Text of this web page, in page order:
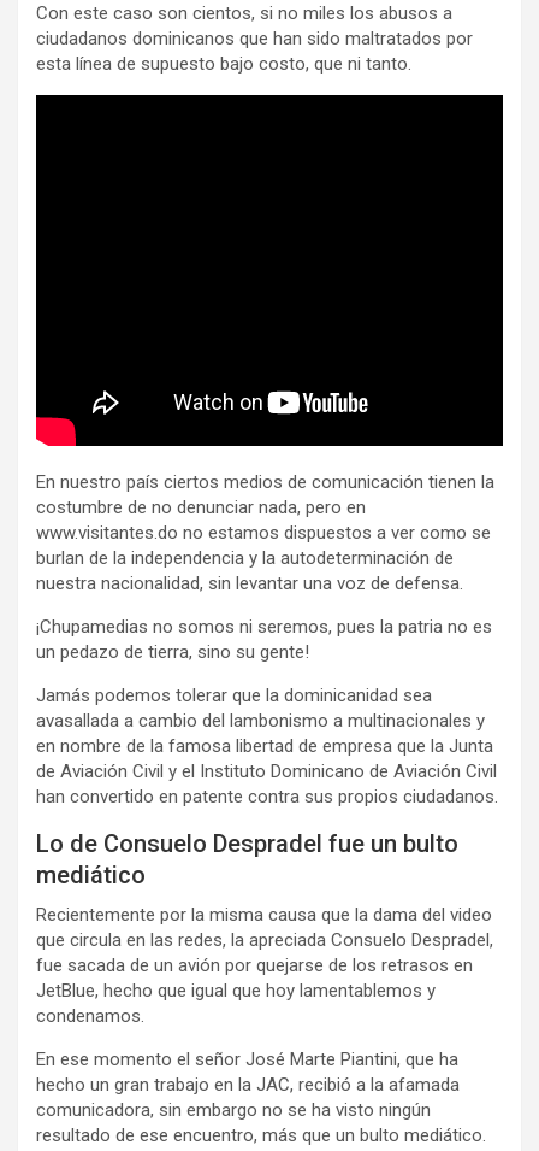
Con este caso son cientos, si no miles los abusos a
ciudadanos dominicanos que han sido maltratados por
esta línea de supuesto bajo costo, que ni tanto.
En nuestro país ciertos medios de comunicación tienen la
costumbre de no denunciar nada, pero en
www.visitantes.do no estamos dispuestos a ver como se
burlan de la independencia y la autodeterminación de
nuestra nacionalidad, sin levantar una voz de defensa.
¡Chupamedias no somos ni seremos, pues la patria no es
un pedazo de tierra, sino su gente!
Jamás podemos tolerar que la dominicanidad sea
avasallada a cambio del lambonismo a multinacionales y
en nombre de la famosa libertad de empresa que la Junta
de Aviación Civil y el Instituto Dominicano de Aviación Civil
han convertido en patente contra sus propios ciudadanos.
Lo de Consuelo Despradel fue un bulto
mediático
Recientemente por la misma causa que la dama del video
que circula en las redes, la apreciada Consuelo Despradel,
fue sacada de un avión por quejarse de los retrasos en
JetBlue, hecho que igual que hoy lamentablemos y
condenamos.
En ese momento el señor José Marte Piantini, que ha
hecho un gran trabajo en la JAC, recibió a la afamada
comunicadora, sin embargo no se ha visto ningún
resultado de ese encuentro, más que un bulto mediático.